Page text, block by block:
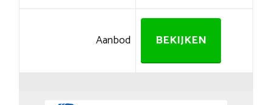
Aanbod BEKIJKEN